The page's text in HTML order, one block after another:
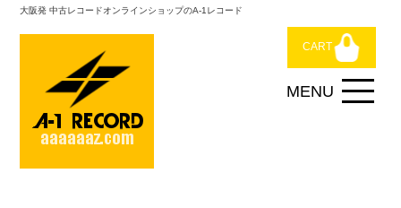
大阪発 中古レコードオンラインショップのA-1レコード
CART